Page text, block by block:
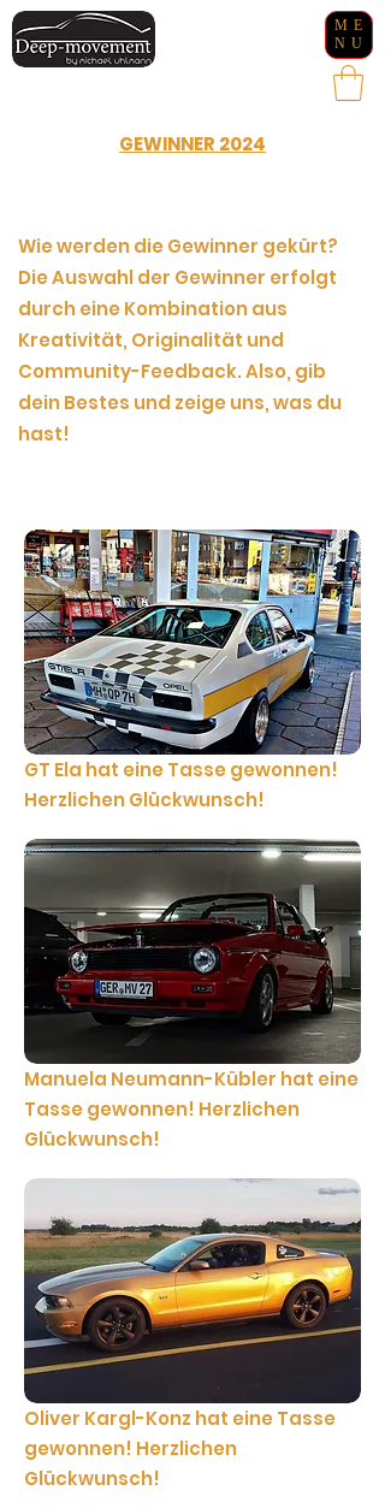
ME
NU
GEWINNER 2024
Wie werden die Gewinner gekürt?
Die Auswahl der Gewinner erfolgt
durch eine Kombination aus
Kreativität, Originalität und
Community-Feedback. Also, gib
dein Bestes und zeige uns, was du
hast!
GT Ela hat eine Tasse gewonnen!
Herzlichen Glückwunsch!
Manuela Neumann-Kübler hat eine
Tasse gewonnen! Herzlichen
Glückwunsch!
Oliver Kargl-Konz hat eine Tasse
gewonnen! Herzlichen
Glückwunsch!